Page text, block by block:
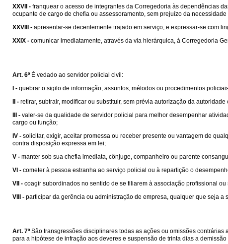
XXVII - franquear o acesso de integrantes da Corregedoria às dependências
ocupante de cargo de chefia ou assessoramento, sem prejuízo da
XXVIII - apresentar-se decentemente trajado em serviço, e expressar-se com
XXIX - comunicar imediatamente, através da via hierárquica, à Corregedoria
Art. 6º É vedado ao servidor policial civil:
I - quebrar o sigilo de informação, assuntos, métodos ou procedimentos
II - retirar, subtrair, modificar ou substituir, sem prévia autorização da
III - valer-se da qualidade de servidor policial para melhor desempenhar
cargo ou função;
IV - solicitar, exigir, aceitar promessa ou receber presente ou vantagem de
contra disposição expressa em lei;
V - manter sob sua chefia imediata, cônjuge, companheiro ou parente
VI - cometer à pessoa estranha ao serviço policial ou à repartição o
VII - coagir subordinados no sentido de se filiarem à associação profissional
VIII - participar da gerência ou administração de empresa, qualquer que seja
Art. 7º São transgressões disciplinares todas as ações ou omissões
para a hipótese de infração aos deveres e suspensão de trinta dias a